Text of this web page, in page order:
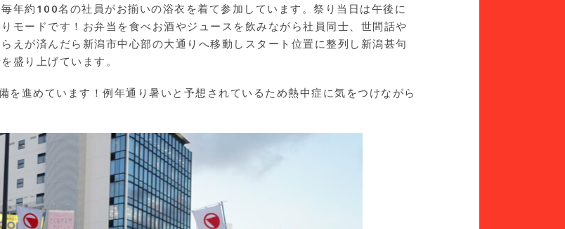
年約100名の社員がお揃いの浴衣を着て参加しています。祭り当日は午後に
モードです！お弁当を食べお酒やジュースを飲みながら社員同士、世間話や
えが済んだら新潟市中心部の大通りへ移動しスタート位置に整列し新潟甚句
盛り上げています。
進めています！例年通り暑いと予想されているため熱中症に気をつけながら